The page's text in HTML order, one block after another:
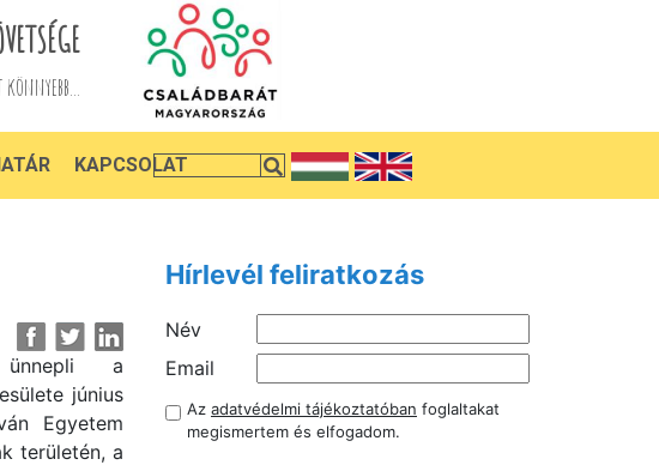
KAPCSOLAT
a
június
Egyetem
területén, a
Hírlevél feliratkozás
Név
Email
Az adatvédelmi tájékoztatóban foglaltakat
megismertem és elfogadom.